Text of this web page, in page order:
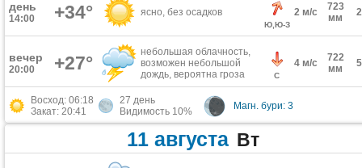
день
14:00 +34° ясно, без осадков
Ю,Ю-З
2 м/с
723
мм
вечер
20:00 +27°
небольшая облачность,
возможен небольшой
дождь, вероятна гроза
С
4 м/с
722
мм
Восход: 06:18
Закат: 20:41
27 день
Видимость 10%
Магн. бури: 3
11 августа Вт